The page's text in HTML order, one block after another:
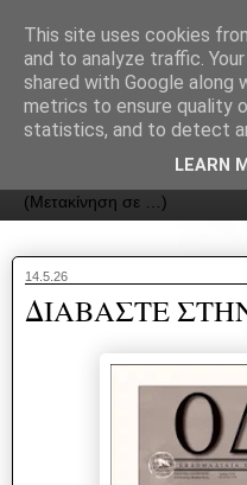
ΟΔΟΣ
14.5.26
ΔΙΑΒΑΣΤΕ
This site uses cookies
and to analyze traffic.
shared with Google along
metrics to ensure quality
statistics, and to detect
LEARN